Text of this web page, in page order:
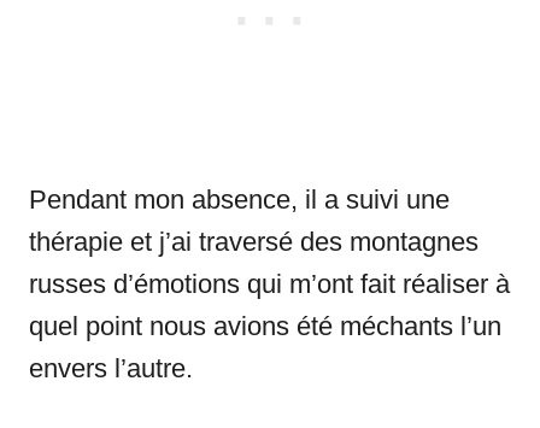
Pendant mon absence, il a suivi une
thérapie et j’ai traversé des montagnes
russes d’émotions qui m’ont fait réaliser à
quel point nous avions été méchants l’un
envers l’autre.